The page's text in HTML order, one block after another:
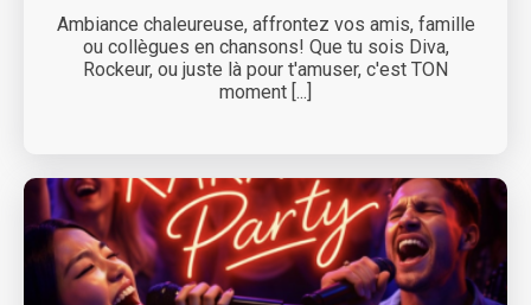
Ambiance chaleureuse, affrontez vos amis, famille
ou collègues en chansons! Que tu sois Diva,
Rockeur, ou juste là pour t'amuser, c'est TON
moment [...]